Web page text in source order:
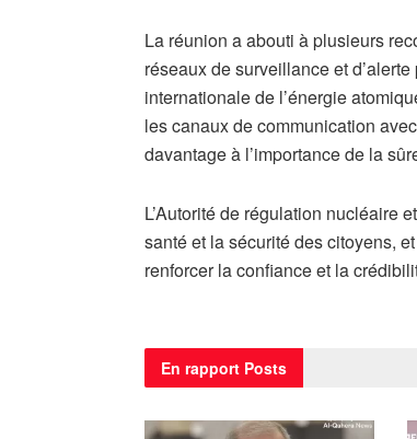
La réunion a abouti à plusieurs
réseaux de surveillance et
internationale de l’énergie
les canaux de communication
davantage à l’importance de la
L’Autorité de régulation nucléaire
santé et la sécurité des citoyens,
renforcer la confiance et la
En rapport Posts